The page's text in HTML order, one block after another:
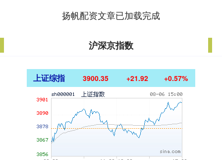
扬帆配资文章已加载完成
沪深京指数
上证综指 3900.35 +21.92 +0.57%